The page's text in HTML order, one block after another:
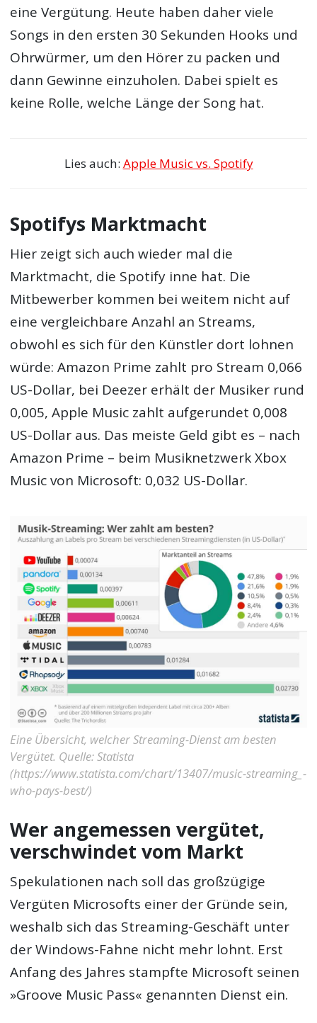
eine Vergütung. Heute haben daher viele
Songs in den ersten 30 Sekunden Hooks und
Ohrwürmer, um den Hörer zu packen und
dann Gewinne einzuholen. Dabei spielt es
keine Rolle, welche Länge der Song hat.
Lies auch: Apple Music vs. Spotify
Spotifys Marktmacht
Hier zeigt sich auch wieder mal die
Marktmacht, die Spotify inne hat. Die
Mitbewerber kommen bei weitem nicht auf
eine vergleichbare Anzahl an Streams,
obwohl es sich für den Künstler dort lohnen
würde: Amazon Prime zahlt pro Stream 0,066
US-Dollar, bei Deezer erhält der Musiker rund
0,005, Apple Music zahlt aufgerundet 0,008
US-Dollar aus. Das meiste Geld gibt es – nach
Amazon Prime – beim Musiknetzwerk Xbox
Music von Microsoft: 0,032 US-Dollar.
Eine Übersicht, welcher Streaming-Dienst am besten
Vergütet. Quelle: Statista
(https://www.statista.com/chart/13407/music-streaming_-
who-pays-best/)
Wer angemessen vergütet,
verschwindet vom Markt
Spekulationen nach soll das großzügige
Vergüten Microsofts einer der Gründe sein,
weshalb sich das Streaming-Geschäft unter
der Windows-Fahne nicht mehr lohnt. Erst
Anfang des Jahres stampfte Microsoft seinen
»Groove Music Pass« genannten Dienst ein.